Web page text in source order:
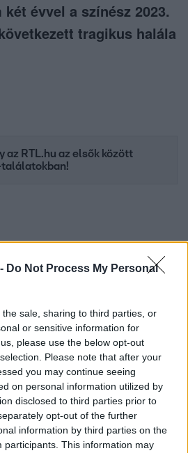
Do Not Process My Personal
sale, sharing to third parties, or
or sensitive information for
please use the below opt-out
Please note that after your
you may continue seeing
on personal information utilized by
disclosed to third parties prior to
opt-out of the further
information by third parties on the
participants. This information may
évvel a színész 2023.
tragikus halála
az RTL.hu az elsők között
találatokban!
értesülj a friss hírekről a
Követem